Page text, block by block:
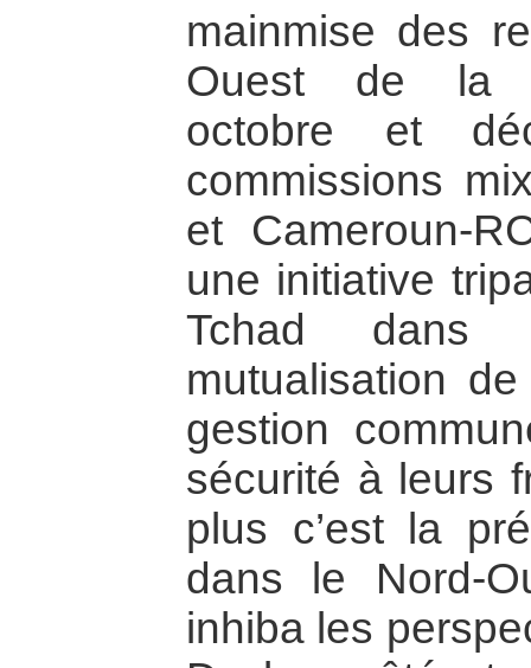
mainmise des
Ouest de la
octobre et
commissions
et Cameroun-
une initiative
Tchad dans
mutualisation
gestion
sécurité à leurs
plus c’est la
dans le Nord-
inhiba les